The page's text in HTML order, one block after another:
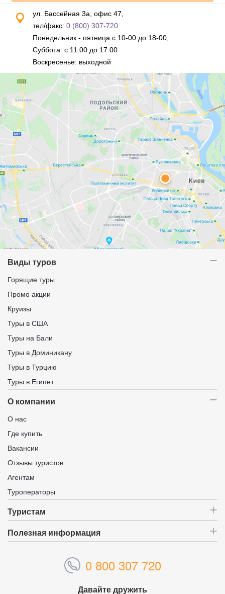
ул. Бассейная 3а, офис 47,
тел/факс: 0 (800) 307-720
Понедельник - пятница с 10-00 до 18-00,
Суббота: с 11:00 до 17:00
Воскресенье: выходной
Виды туров
Горящие туры
Промо акции
Круизы
Туры в США
Туры на Бали
Туры в Доминикану
Туры в Турцию
Туры в Египет
О компании
О нас
Где купить
Вакансии
Отзывы туристов
Агентам
Туроператоры
Туристам
Полезная информация
0 800 307 720
Давайте дружить